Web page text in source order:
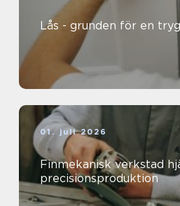
Lås - grunden för en
01. juli 2026
Finmekanisk verkstad hjärtat i modern
precisionsproduktion